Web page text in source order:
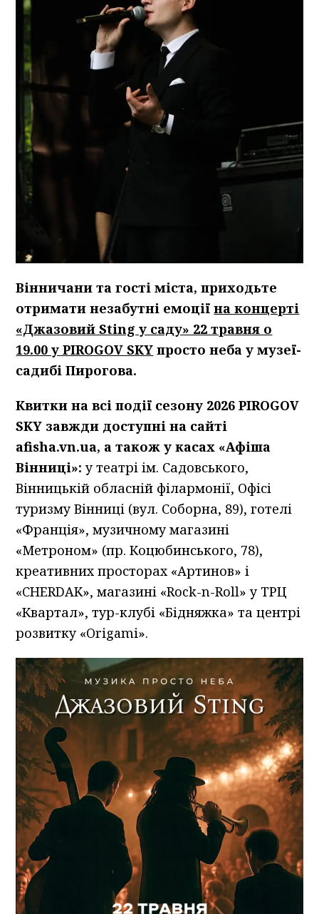
Вінничани та гості міста, приходьте
отримати незабутні емоціїна концерті
«Джазовий Sting у саду» 22 травня о
19.00 у PIROGOV SKY просто неба у музеї-
садибі Пирогова.
Квитки на всі події сезону 2026PIROGOV
SKY завжди доступні на сайті
afisha.vn.ua, а також у касах «Афіша
Вінниці»:у театрі ім. Садовського,
Вінницькій обласній філармонії, Офісі
туризму Вінниці (вул. Соборна, 89), готелі
«Франція», музичному магазині
«Метроном» (пр. Коцюбинського, 78),
креативних просторах «Артинов» і
«CHERDAK», магазині «Rock-n-Roll» у ТРЦ
«Квартал», тур-клубі «Бідняжка» та центрі
розвитку «Origami».